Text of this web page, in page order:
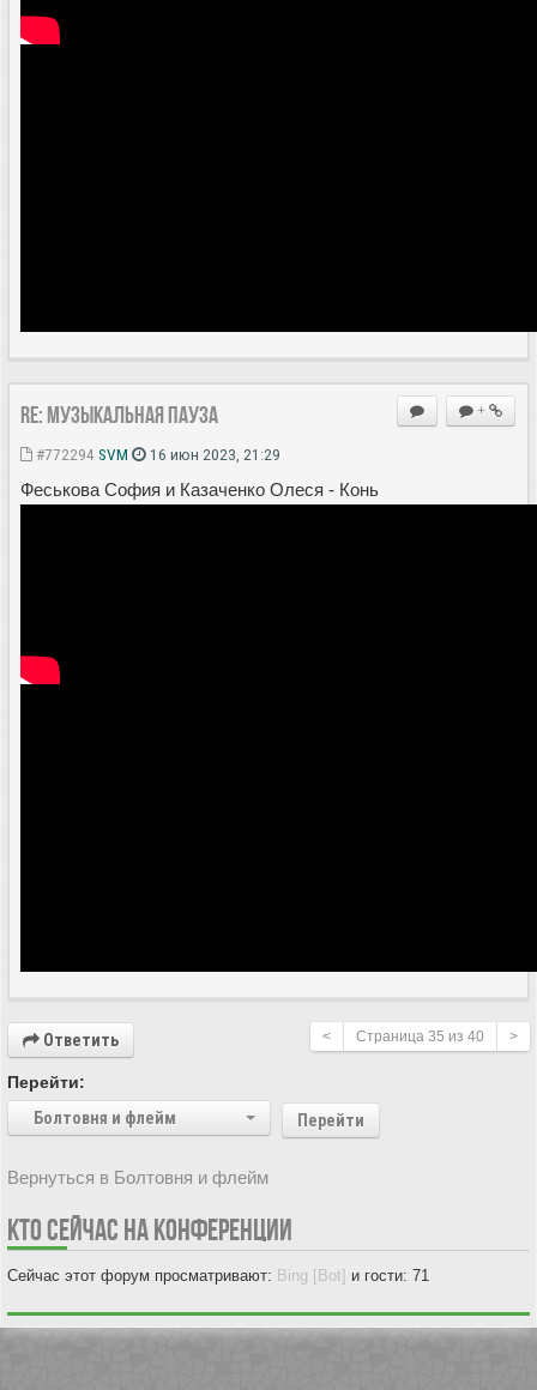
+
Re: Музыкальная пауза
#772294 SVM 16 июн 2023, 21:29
Феськова София и Казаченко Олеся - Конь
Ответить < Страница 35 из 40 >
Перейти:
Болтовня и флейм
Перейти
Вернуться в Болтовня и флейм
КТО СЕЙЧАС НА КОНФЕРЕНЦИИ
Сейчас этот форум просматривают: Bing [Bot] и гости: 71